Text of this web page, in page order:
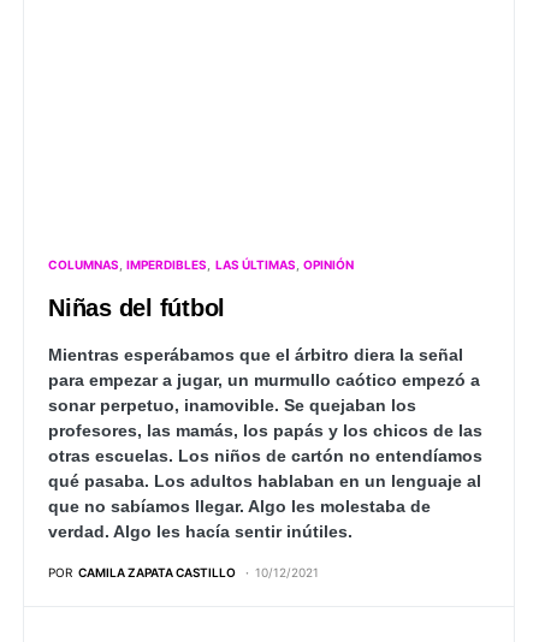
COLUMNAS IMPERDIBLES LAS ÚLTIMAS OPINIÓN
Niñas del fútbol
Mientras esperábamos que el árbitro diera la señal
para empezar a jugar, un murmullo caótico empezó a
sonar perpetuo, inamovible. Se quejaban los
profesores, las mamás, los papás y los chicos de las
otras escuelas. Los niños de cartón no entendíamos
qué pasaba. Los adultos hablaban en un lenguaje al
que no sabíamos llegar. Algo les molestaba de
verdad. Algo les hacía sentir inútiles.
POR CAMILA ZAPATA CASTILLO 10/12/2021